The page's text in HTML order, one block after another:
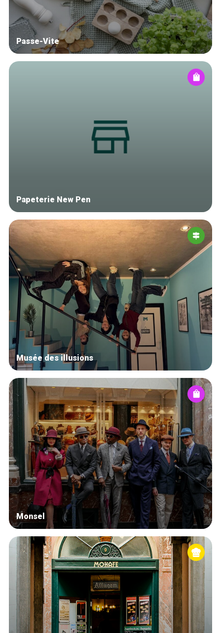
Over ons
Passe-Vite
Papeterie New Pen
Musée des illusions
Monsel